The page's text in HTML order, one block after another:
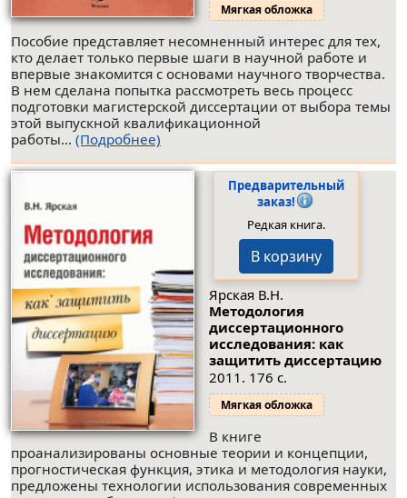
Мягкая обложка
Пособие представляет несомненный интерес для тех,
кто делает только первые шаги в научной работе и
впервые знакомится с основами научного творчества.
В нем сделана попытка рассмотреть весь процесс
подготовки магистерской диссертации от выбора темы
этой выпускной квалификационной
работы... (Подробнее)
Предварительный
заказ!
Редкая книга.
В корзину
Ярская В.Н.
Методология
диссертационного
исследования: как
защитить диссертацию
2011. 176 с.
Мягкая обложка
В книге
проанализированы основные теории и концепции,
прогностическая функция, этика и методология науки,
предложены технологии использования современных